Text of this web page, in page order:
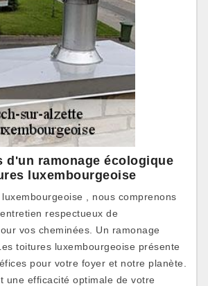
d'un ramonage écologique
luxembourgeoise
, nous comprenons
respectueux de
vos cheminées. Un ramonage
toitures luxembourgeoise présente
pour votre foyer et notre planète.
une efficacité optimale de votre